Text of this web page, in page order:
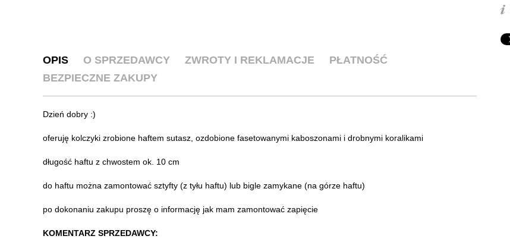
OPIS O SPRZEDAWCY ZWROTY I REKLAMACJE
PŁATNOŚĆ
BEZPIECZNE ZAKUPY
Dzień dobry :)
oferuję kolczyki zrobione haftem sutasz, ozdobione fasetowanymi kaboszonami i drobnymi koralikami
długość haftu z chwostem ok. 10 cm
do haftu można zamontować sztyfty (z tyłu haftu) lub bigle zamykane (na górze haftu)
po dokonaniu zakupu proszę o informację jak mam zamontować zapięcie
KOMENTARZ SPRZEDAWCY: